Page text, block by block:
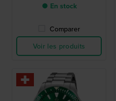
● En stock
Comparer
Voir les produits